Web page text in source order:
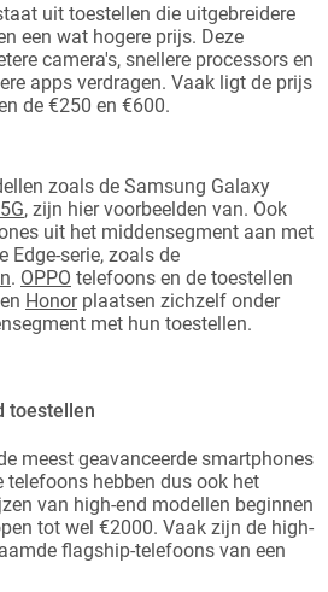
uit toestellen die uitgebreidere
een wat hogere prijs. Deze
camera's, snellere processors en
apps verdragen. Vaak ligt de prijs
de €250 en €600.
zoals de Samsung Galaxy
, zijn hier voorbeelden van. Ook
uit het middensegment aan met
Edge-serie, zoals de
. OPPO telefoons en de toestellen
en Honorplaatsen zichzelf onder
met hun toestellen.
toestellen
meest geavanceerde smartphones
telefoons hebben dus ook het
van high-end modellen beginnen
tot wel €2000. Vaak zijn de high-
flagship-telefoons van een